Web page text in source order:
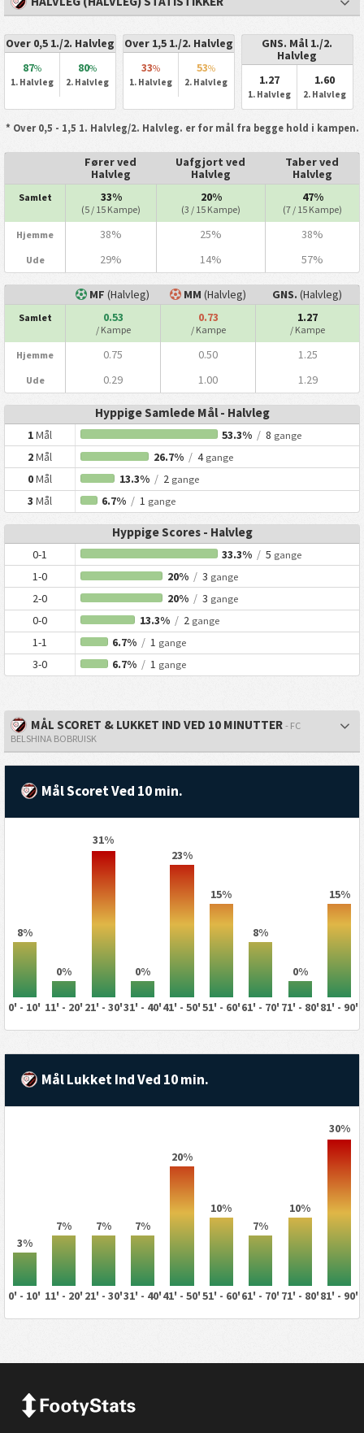
Over 0,5 1./2. Halvleg
87%
1. Halvleg
80%
2. Halvleg
Over 1,5 1./2. Halvleg
33%
1. Halvleg
53%
2. Halvleg
GNS. Mål 1./2.
Halvleg
1.27
1. Halvleg
1.60
2. Halvleg
* Over 0,5 - 1,5 1. Halvleg/2. Halvleg. er for mål fra begge hold i kampen.
Fører ved
Halvleg
Uafgjort ved
Halvleg
Taber ved
Halvleg
Samlet 33%
(5 / 15 Kampe)
20%
(3 / 15 Kampe)
47%
(7 / 15 Kampe)
Hjemme 38% 25% 38%
Ude 29% 14% 57%
MF (Halvleg) MM (Halvleg) GNS. (Halvleg)
Samlet 0.53
/ Kampe
0.73
/ Kampe
1.27
/ Kampe
Hjemme 0.75 0.50 1.25
Ude 0.29 1.00 1.29
Hyppige Samlede Mål - Halvleg
1Mål 53.3% / 8 gange
2Mål 26.7% /4 gange
0Mål 13.3% /2 gange
3Mål 6.7% / 1 gange
Hyppige Scores - Halvleg
0-1 33.3% / 5 gange
1-0 20% /3 gange
2-0 20% /3 gange
0-0 13.3% /2 gange
1-1 6.7% / 1 gange
3-0 6.7% / 1 gange
MÅL SCORET & LUKKET IND VED 10 MINUTTER - FC
BELSHINA BOBRUISK
Mål Scoret Ved 10 min.
8%
0%
31%
0%
23%
15%
8%
0%
15%
0' - 10' 11' - 20' 21' - 30'31' - 40'41' - 50'51' - 60'61' - 70' 71' - 80'81' - 90'
Mål Lukket Ind Ved 10 min.
3%
7% 7% 7%
20%
10%
7%
10%
30%
0' - 10' 11' - 20' 21' - 30'31' - 40'41' - 50'51' - 60'61' - 70' 71' - 80'81' - 90'